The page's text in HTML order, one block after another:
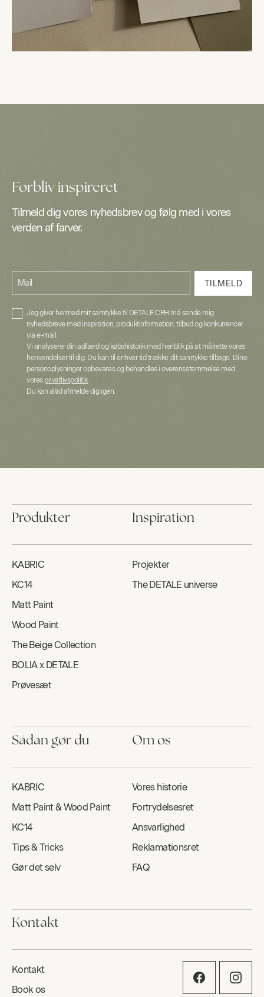
Forbliv inspireret
Tilmeld dig vores nyhedsbrev og følg med i vores
verden af farver.
Mail TILMELD
Jeg giver hermed mit samtykke til DETALE CPH må sende mig
nyhedsbreve med inspiration, produktinformation, tilbud og konkurrencer
via e-mail.
Vi analyserer din adfærd og købshistorik med henblik på at målrette vores
henvendelser til dig. Du kan til enhver tid trække dit samtykke tilbage. Dine
personoplysninger opbevares og behandles i overensstemmelse med
vores privatlivspolitik.
Du kan altid afmelde dig igen.
Produkter
KABRIC
KC14
Matt Paint
Wood Paint
The Beige Collection
BOLIA x DETALE
Prøvesæt
Inspiration
Projekter
The DETALE universe
Sådan gør du
KABRIC
Matt Paint & Wood Paint
KC14
Tips & Tricks
Gør det selv
Om os
Vores historie
Fortrydelsesret
Ansvarlighed
Reklamationsret
FAQ
Kontakt
Kontakt
Book os